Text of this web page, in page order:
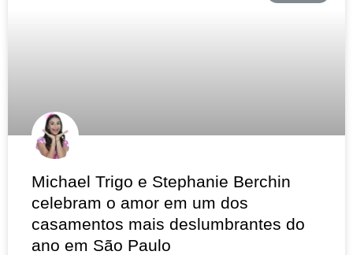
Michael Trigo e Stephanie Berchin
celebram o amor em um dos
casamentos mais deslumbrantes do
ano em São Paulo